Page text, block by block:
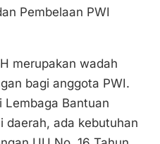
Pembelaan PWI
merupakan wadah
bagi anggota PWI.
Lembaga Bantuan
daerah, ada kebutuhan